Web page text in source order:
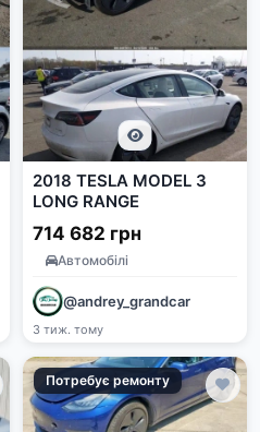
2018 TESLA MODEL 3
LONG RANGE
714 682 грн
Автомобілі
@andrey_grandcar
3 тиж. тому
Потребує ремонту